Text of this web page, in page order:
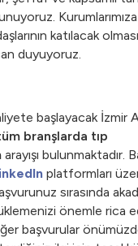
katılacak
duyuyoruz.
başlayacak İzmir
branşlarda tıp
arayışı bulunmaktadır.
platformları
sırasında
önemle rica
başvurular